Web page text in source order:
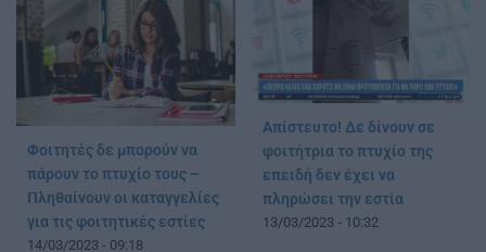
Φοιτητές δε μπορούν να
πάρουν το πτυχίο τους –
Πληθαίνουν οι καταγγελίες
για τις φοιτητικές εστίες
14/03/2023 - 09:18
Απίστευτο! Δε δίνουν σε
φοιτήτρια το πτυχίο της
επειδή δεν έχει να
πληρώσει την εστία
13/03/2023 - 10:32